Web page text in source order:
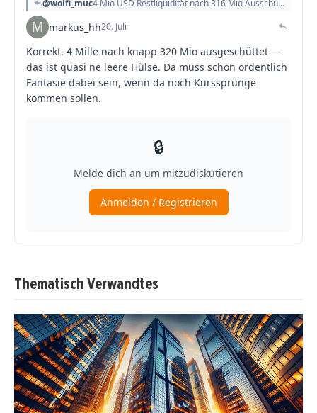
Thematisch Verwandtes